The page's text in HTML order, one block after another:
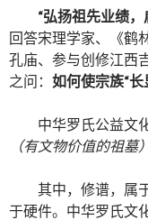
“弘扬祖先业绩
回答宋理学家、《鹤
孔庙、参与创修江西
之问： 如何使宗族“长
中华罗氏公益文
（有文物价值的祖墓）
其中，修谱，属
于硬件。中华罗氏文